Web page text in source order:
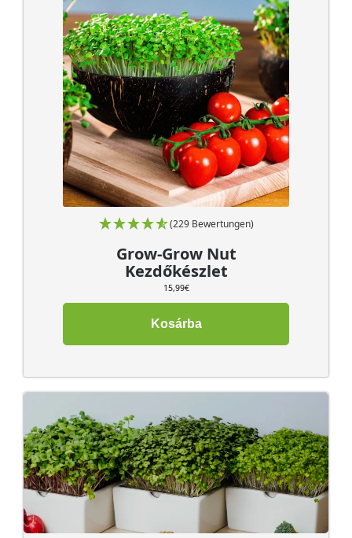
(229 Bewertungen)
Grow-Grow Nut
Kezdőkészlet
15,99€
Kosárba